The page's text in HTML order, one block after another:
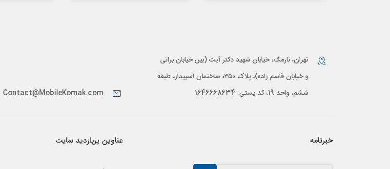
تهران، نارمک، خیابان شهید دکتر آیت (بین خیابان براتی
و خیابان قاسم زاده)، پلاک ۳۵۰، ساختمان اسپیدار، طبقه
ششم، واحد 19، کد پستی: 1646668634
Contact@MobileKomak.com
خبرنامه عناوین پربازدید سایت